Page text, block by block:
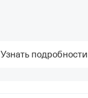
Узнать подробности